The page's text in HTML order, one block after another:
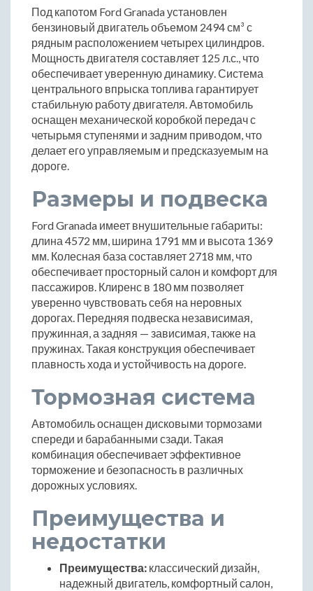
Под капотом Ford Granada установлен
бензиновый двигатель объемом 2494 см³ с
рядным расположением четырех цилиндров.
Мощность двигателя составляет 125 л.с., что
обеспечивает уверенную динамику. Система
центрального впрыска топлива гарантирует
стабильную работу двигателя. Автомобиль
оснащен механической коробкой передач с
четырьмя ступенями и задним приводом, что
делает его управляемым и предсказуемым на
дороге.
Размеры и подвеска
Ford Granada имеет внушительные габариты:
длина 4572 мм, ширина 1791 мм и высота 1369
мм. Колесная база составляет 2718 мм, что
обеспечивает просторный салон и комфорт для
пассажиров. Клиренс в 180 мм позволяет
уверенно чувствовать себя на неровных
дорогах. Передняя подвеска независимая,
пружинная, а задняя — зависимая, также на
пружинах. Такая конструкция обеспечивает
плавность хода и устойчивость на дороге.
Тормозная система
Автомобиль оснащен дисковыми тормозами
спереди и барабанными сзади. Такая
комбинация обеспечивает эффективное
торможение и безопасность в различных
дорожных условиях.
Преимущества и
недостатки
Преимущества: классический дизайн,
надежный двигатель, комфортный салон,